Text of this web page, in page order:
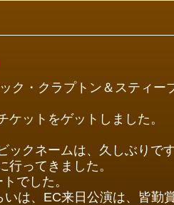
・クラプトン＆スティー
ットをゲットしました。
クネームは、久しぶりで
行ってきました。
でした。
は、EC来日公演は、皆勤